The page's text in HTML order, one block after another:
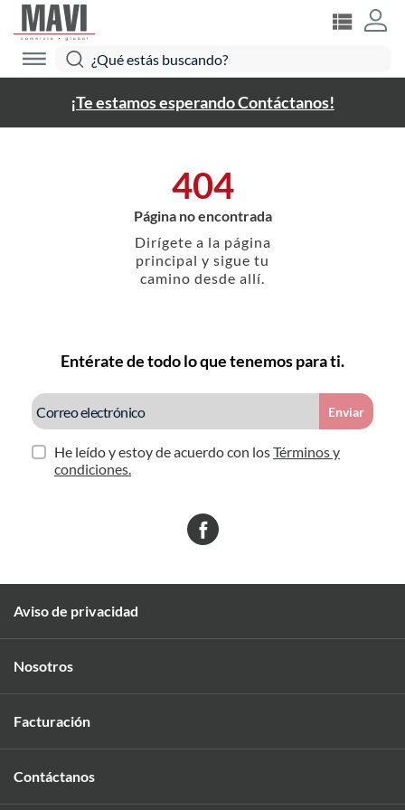
¡Te estamos esperando Contáctanos!
404
Página no encontrada
Dirígete a la página
principal y sigue tu
camino desde allí.
Entérate de todo lo que tenemos para ti.
Enviar
He leído y estoy de acuerdo con losTérminos y
condiciones.
Aviso de privacidad
Nosotros
Facturación
Contáctanos